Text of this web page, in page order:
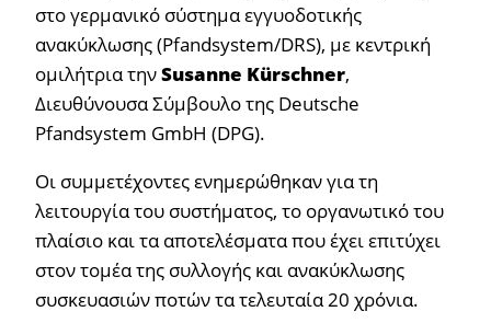
στο γερμανικό σύστημα εγγυοδοτικής
ανακύκλωσης (Pfandsystem/DRS), με κεντρική
ομιλήτρια τηνSusanne Kürschner,
Διευθύνουσα Σύμβουλο της Deutsche
Pfandsystem GmbH (DPG).
Οι συμμετέχοντες ενημερώθηκαν για τη
λειτουργία του συστήματος, το οργανωτικό του
πλαίσιο και τα αποτελέσματα που έχει επιτύχει
στον τομέα της συλλογής και ανακύκλωσης
συσκευασιών ποτών τα τελευταία 20 χρόνια.